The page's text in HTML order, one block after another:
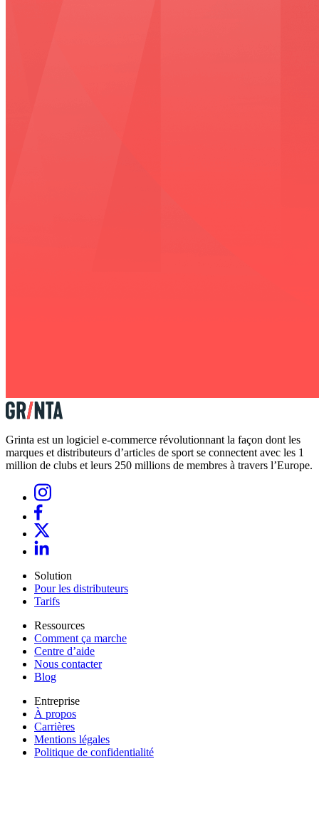
Grinta est un logiciel e-commerce révolutionnant la façon dont les
marques et distributeurs d’articles de sport se connectent avec les 1
million de clubs et leurs 250 millions de membres à travers l’Europe.
Solution
Pour les distributeurs
Tarifs
Ressources
Comment ça marche
Centre d’aide
Nous contacter
Blog
Entreprise
À propos
Carrières
Mentions légales
Politique de confidentialité